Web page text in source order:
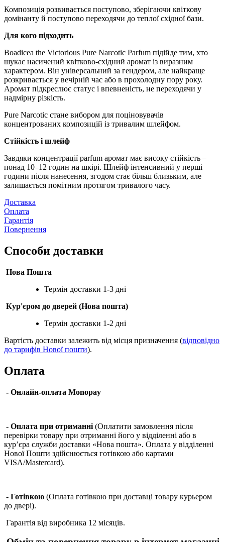
Композиція розвивається поступово, зберігаючи квіткову
домінанту й поступово переходячи до теплої східної бази.
Для кого підходить
Boadicea the Victorious Pure Narcotic Parfum підійде тим, хто
шукає насичений квітково-східний аромат із виразним
характером. Він універсальний за гендером, але найкраще
розкривається у вечірній час або в прохолодну пору року.
Аромат підкреслює статус і впевненість, не переходячи у
надмірну різкість.
Pure Narcotic стане вибором для поціновувачів
концентрованих композицій із тривалим шлейфом.
Стійкість і шлейф
Завдяки концентрації parfum аромат має високу стійкість –
понад 10–12 годин на шкірі. Шлейф інтенсивний у перші
години після нанесення, згодом стає більш близьким, але
залишається помітним протягом тривалого часу.
Доставка
Оплата
Гарантія
Повернення
Способи доставки
Нова Пошта
Термін доставки 1-3 дні
Кур'єром до дверей (Нова пошта)
Термін доставки 1-2 дні
Вартість доставки залежить від місця призначення (відповідно
до тарифів Нової пошти).
Оплата
- Онлайн-оплата Monopay
- Оплата при отриманні (Оплатити замовлення після
перевірки товару при отриманні його у відділенні або в
кур’єра служби доставки «Нова пошта». Оплата у відділенні
Нової Пошти здійснюється готівкою або картами
VISA/Mastercard).
- Готівкою (Оплата готівкою при доставці товару курьером
до двері).
Гарантія від виробника 12 місяців.